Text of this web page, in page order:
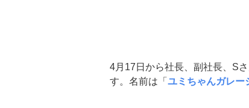
4月17日から社長、副社長、S
す。名前は「 ユミちゃんガレー